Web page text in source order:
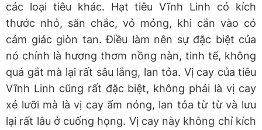
các loại tiêu khác. Hạt tiêu Vĩnh Linh có kích
thước nhỏ, săn chắc, vỏ mỏng, khi cắn vào có
cảm giác giòn tan. Điều làm nên sự đặc biệt của
nó chính là hương thơm nồng nàn, tinh tế, không
quá gắt mà lại rất sâu lắng, lan tỏa. Vị cay của tiêu
Vĩnh Linh cũng rất đặc biệt, không phải là vị cay
xé lưỡi mà là vị cay ấm nóng, lan tỏa từ từ và lưu
lại rất lâu ở cuống họng. Vị cay này không chỉ kích